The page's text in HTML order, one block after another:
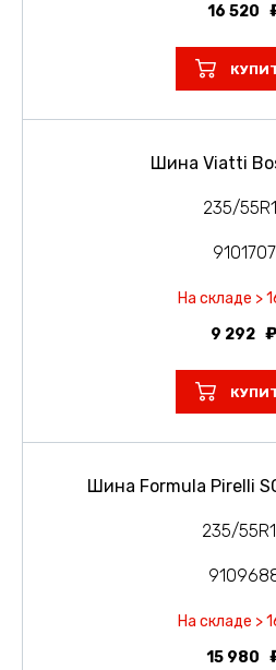
16 520
Шина Viatti
235/
9101707
На складе >
9 292
Шина Formula Pirelli
235/
На складе >
15 980